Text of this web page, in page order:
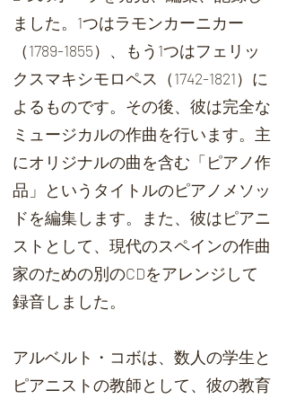
ました。1つはラモンカーニカー
（1789-1855）、もう1つはフェリッ
クスマキシモロペス（1742-1821）に
よるものです。その後、彼は完全な
ミュージカルの作曲を行います。主
にオリジナルの曲を含む「ピアノ作
品」というタイトルのピアノメソッ
ドを編集します。また、彼はピアニ
ストとして、現代のスペインの作曲
家のための別のCDをアレンジして
録音しました。
アルベルト・コボは、数人の学生と
ピアニストの教師として、彼の教育